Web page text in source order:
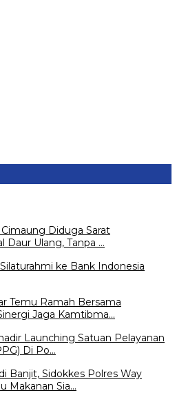
Diduga Sarat
Daur Ulang, Tanpa …
ke Bank Indonesia
Temu Ramah Bersama
Jaga Kamtibma…
Launching Satuan Pelayanan
Di Po…
Banjit, Sidokkes Polres Way
Makanan Sia…